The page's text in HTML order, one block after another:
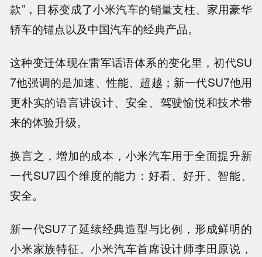
款”，目标变成了小米汽车的销量支柱、家用豪华
轿车的锚点以及中国汽车的经典产品。
这种变迁体现在雷军话语体系的变化里，初代SU
7他强调的是加速、性能、超越；新一代SU7他用
更朴实的语言讲设计、安全、驾驶愉悦和技术带
来的体验升级。
换言之，增加的成本，小米汽车用于全面提升新
一代SU7四个维度的能力：好看、好开、智能、
安全。
新一代SU7了延续经典造型与比例，形成鲜明的
小米家族特征。小米汽车首席设计师李田原说，